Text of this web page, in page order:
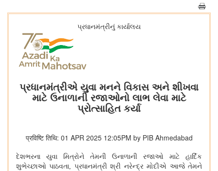
પ્રધાનમંત્રીનું કાર્યાલય
પ્રધાનમંત્રીએ યુવા મનને વિકાસ અને શીખવા
માટે ઉનાળાની રજાઓનો લાભ લેવા માટે
પ્રોત્સાહિત કર્યા
प्रविष्टि तिथि: 01 APR 2025 12:05PM by PIB Ahmedabad
દેશભરના યુવા મિત્રોને તેમની ઉનાળાની રજાઓ માટે હાર્દિક
શુભેચ્છાઓ પાઠવતા, પ્રધાનમંત્રી શ્રી નરેન્દ્ર મોદીએ આજે ​​તેમને